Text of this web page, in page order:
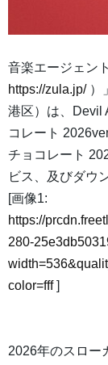
音楽エージェン
https://zula.jp/）
港区）は、Devil
コレート
チョコレート
ビス、及びダウ
[画像1:
https://
280-
color=fff]
2026年のスロー